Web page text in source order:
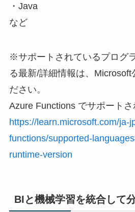
・Java
など
※サポートされているプログ
る最新/詳細情報は、Microsoft
ださい。
Azure Functions でサポート
https://learn.microsoft.com/ja-
functions/supported-
runtime-version
BIと機械学習を統合して